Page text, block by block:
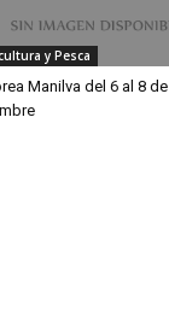
y Pesca
Manilva del 6 al 8 de